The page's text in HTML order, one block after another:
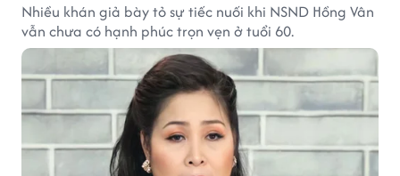
Nhiều khán giả bày tỏ sự tiếc nuối khi NSND Hồng Vân
vẫn chưa có hạnh phúc trọn vẹn ở tuổi 60.